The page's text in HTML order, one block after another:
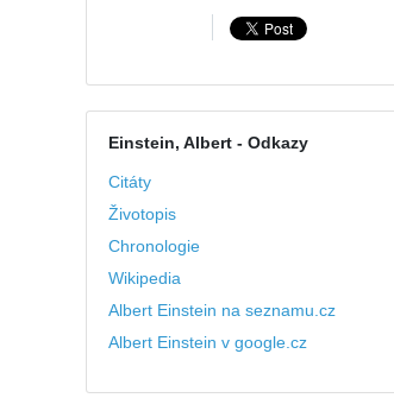
Einstein, Albert- Odkazy
Citáty
Životopis
Chronologie
Wikipedia
Albert Einstein na seznamu.cz
Albert Einstein v google.cz